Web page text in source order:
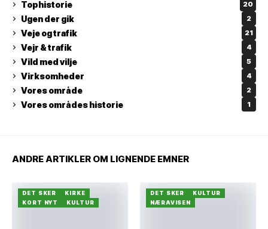
Tophistorie 20
Ugen der gik 2
Veje og trafik 21
Vejr & trafik 4
Vild med vilje 5
Virksomheder 4
Vores område 2
Vores områdes historie 1
ANDRE ARTIKLER OM LIGNENDE EMNER
DET SKER
KIRKE
KORT NYT
KULTUR
DET SKER
KULTUR
NÆRAVISEN